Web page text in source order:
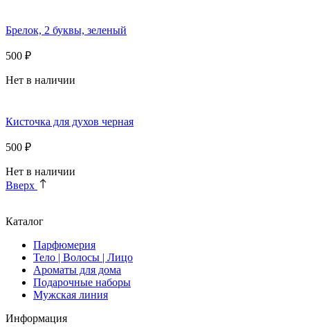
Брелок, 2 буквы, зеленый
500 ₽
Нет в наличии
Кисточка для духов черная
500 ₽
Нет в наличии
Вверх
Каталог
Парфюмерия
Тело | Волосы | Лицо
Ароматы для дома
Подарочные наборы
Мужская линия
Информация